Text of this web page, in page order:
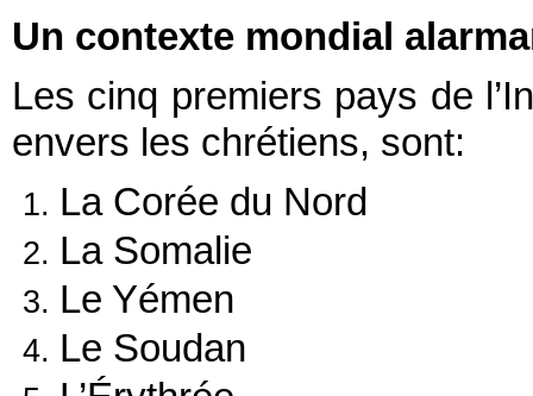
Un contexte mondial
Les cinq premiers pays de
envers les chrétiens, sont:
La Corée du Nord
La Somalie
Le Yémen
Le Soudan